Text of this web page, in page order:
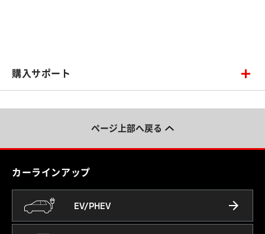
購入サポート
ページ上部へ戻る
カーラインアップ
EV/PHEV